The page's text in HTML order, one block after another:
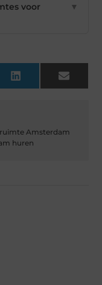
voor
▼
LinkedIn Email
Amsterdam
huren